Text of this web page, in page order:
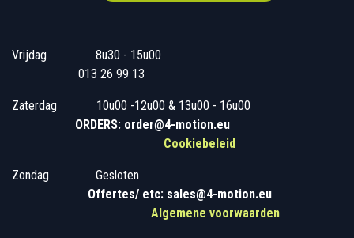
Vrijdag
​8u30 - 15u00
013 26 99 13
Zaterdag
​10u00 -12u00 & 13u00 - 16u00
ORDERS: order@4-motion.eu
Cookiebeleid
Zondag
​​Gesloten
Offertes/ etc: sales@4-motion.eu
Algemene voorwaarden